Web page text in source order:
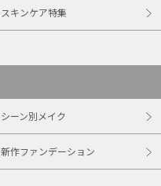
スキンケア特集
シーン別メイク
新作ファンデーション